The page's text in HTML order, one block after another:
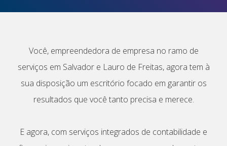
Você, empreendedora de empresa no ramo de
serviços em Salvador e Lauro de Freitas, agora tem à
sua disposição um escritório focado em garantir os
resultados que você tanto precisa e merece.
E agora, com serviços integrados de contabilidade e